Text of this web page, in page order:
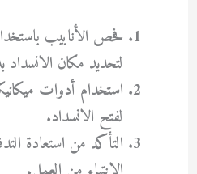
فحص الأنابيب
لتحديد مكان الانسداد
استخدام أدوات
لفتح الانسداد.
التأكد من استعادة